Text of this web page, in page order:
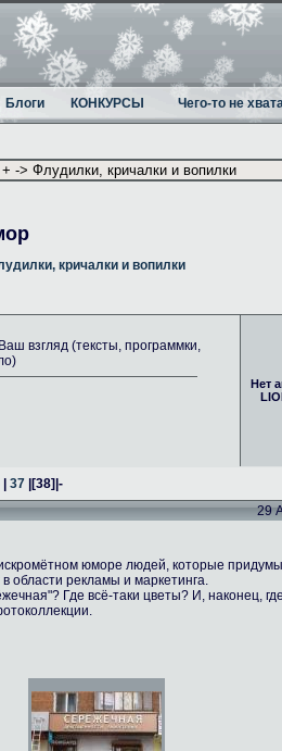
Блоги КОНКУРСЫ Чего-то не
кричалки и вопилки
Нет
взгляд (тексты, программки,
| 37 |[38]|-
29
юморе людей, которые
области рекламы и маркетинга.
Где всё-таки цветы? И, наконец, где